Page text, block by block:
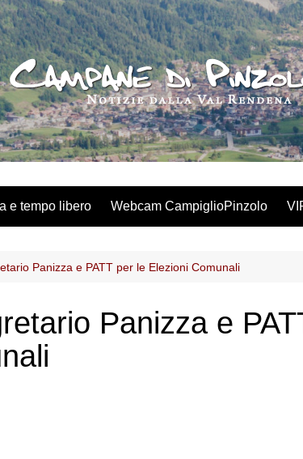
e tempo libero Webcam CampiglioPinzolo
Panizza e PATT per le Elezioni Comunali
Panizza e